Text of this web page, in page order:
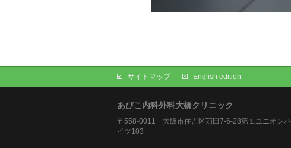
サイトマップ English edition
あびこ内科外科大橋クリニック
〒558-0011 大阪市住吉区苅田7-6-28第１ユニオンハ
イツ103